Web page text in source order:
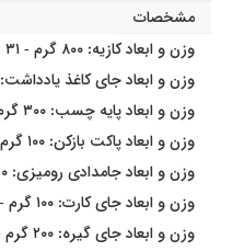
مشخصات
وزن و ابعاد کازیه: ۸۰۰ گرم - ۳۱ × ۲۳ سانتی متر -
وزن و ابعاد جای کاغذ یادداشت: ۴۰۰ گرم - ۱۲ × ۱۲ سانتی متر -
وزن و ابعاد پایه چسب: ۳۰۰ گرم - ۶ × ۱۰ سانتی متر -
وزن و ابعاد پاکت بازکن: ۱۰۰ گرم - ۴ × ۱۵ سانتی متر –
وزن و ابعاد جامدادی رومیزی: ۲۵۰ گرم - ۱۱ × ۱۱ سانتی متر -
وزن و ابعاد جای کارت: ۱۰۰ گرم - ۸ × ۱۲ سانتی متر -
وزن و ابعاد جای گیره: ۲۰۰ گرم - ۱۰ × ۱۰ سانتی متر –